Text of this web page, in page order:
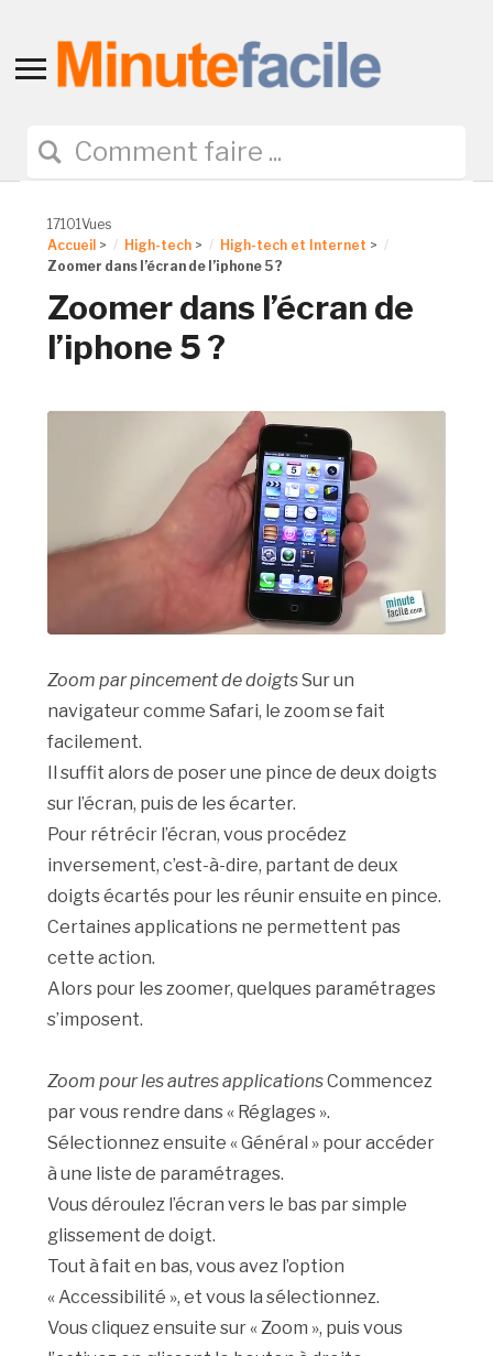
Toggle
navigation
17101Vues
Accueil > High-tech > High-tech et Internet >
Zoomer dans l’écran de l’iphone 5 ?
Zoomer dans l’écran de
l’iphone 5 ?
Zoom par pincement de doigtsSur un
navigateur comme Safari, le zoom se fait
facilement.
Il suffit alors de poser une pince de deux doigts
sur l’écran, puis de les écarter.
Pour rétrécir l’écran, vous procédez
inversement, c’est-à-dire, partant de deux
doigts écartés pour les réunir ensuite en pince.
Certaines applications ne permettent pas
cette action.
Alors pour les zoomer, quelques paramétrages
s’imposent.
Zoom pour les autres applicationsCommencez
par vous rendre dans « Réglages ».
Sélectionnez ensuite « Général » pour accéder
à une liste de paramétrages.
Vous déroulez l’écran vers le bas par simple
glissement de doigt.
Tout à fait en bas, vous avez l’option
« Accessibilité », et vous la sélectionnez.
Vous cliquez ensuite sur « Zoom », puis vous